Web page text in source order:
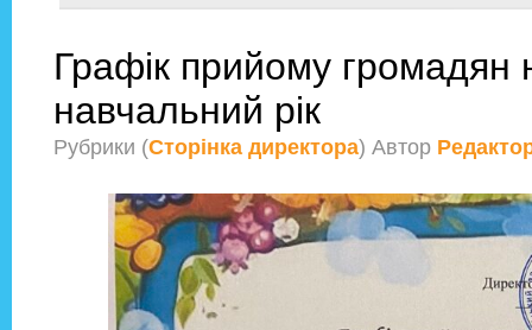
Графік прийому громадян
навчальний рік
Рубрики (Сторінка директора) Автор